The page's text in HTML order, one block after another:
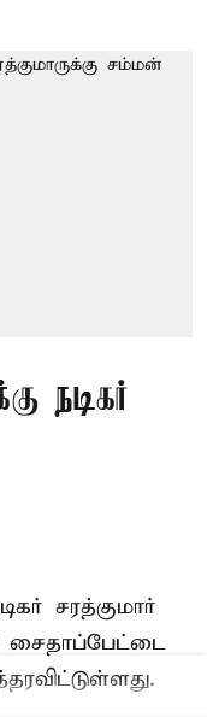
நடிகர்
சரத்குமார்